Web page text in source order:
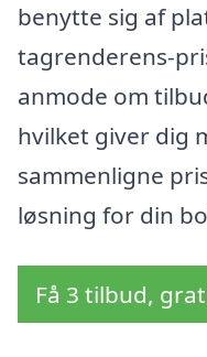
benytte sig af
tagrenderens-
anmode om
hvilket giver dig
sammenligne
løsning for din
Få 3 tilbud,